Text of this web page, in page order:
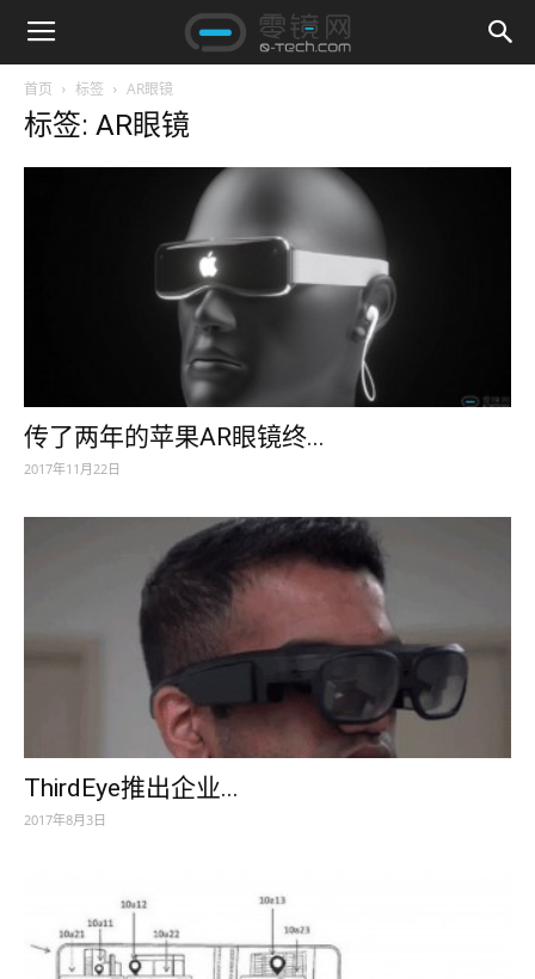
首页 标签 AR眼镜
标签: AR眼镜
传了两年的苹果AR眼镜终...
2017年11月22日
ThirdEye推出企业...
2017年8月3日